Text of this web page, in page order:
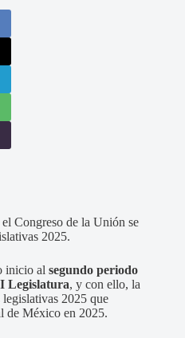
Congreso de la Unión se
2025.
inicio al segundo periodo
Legislatura, y con ello, la
2025 que
de México en 2025.